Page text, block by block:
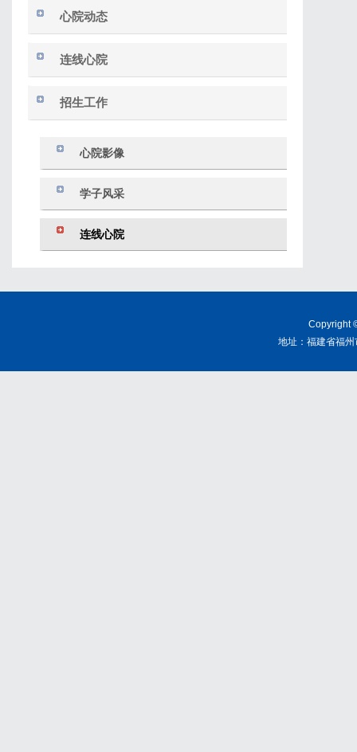
心院动态
连线心院
招生工作
心院影像
学子风采
连线心院
Copyright
地址：福建省福